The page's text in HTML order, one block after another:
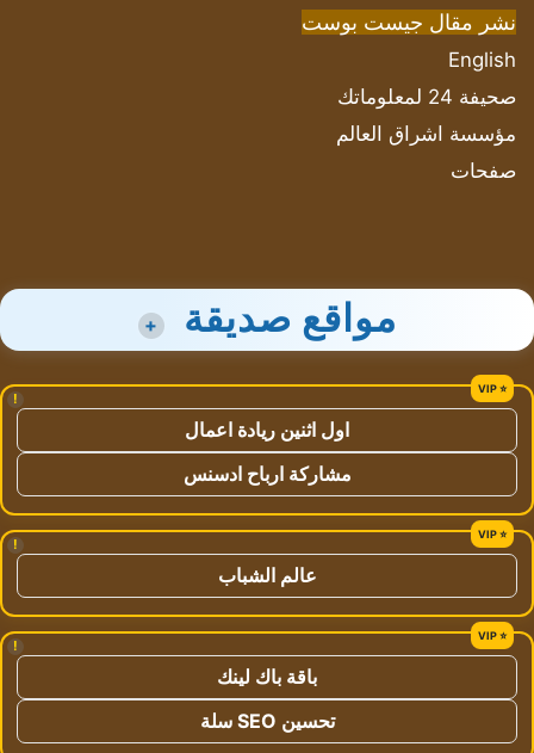
نشر مقال جيست بوست
English
صحيفة 24 لمعلوماتك
مؤسسة اشراق العالم
صفحات
مواقع صديقة +
!
اول اثنين ريادة اعمال
مشاركة ارباح ادسنس
!
عالم الشباب
!
باقة باك لينك
تحسين SEO سلة